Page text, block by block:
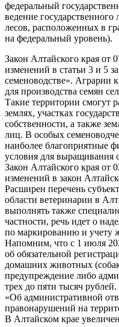
федеральный
ведение
лесов, расположенных в
на федеральный уровень).
Закон Алтайского края
изменений в статьи 3 и 5
семеноводстве». Аграрии
для производства семян
Такие территории смогут
землях, участках
собственности, а также
лиц. В особых
наиболее благоприятные
условия для выращивания
Закон Алтайского края
изменений в закон
Расширен перечень
области ветеринарии в
выполнять также
частности, речь идет о
по маркированию и учету
Напомним, что с 1 июля
об обязательной
домашних животных
предупреждение либо
трех до пяти тысяч
«Об административной
правонарушений на
В Алтайском крае